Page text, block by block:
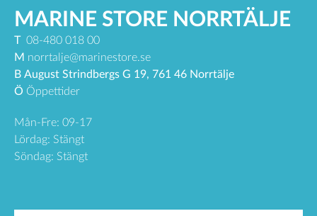
MARINE STORE NORRTÄLJE
T08-480 018 00
M norrtalje@marinestore.se
BAugust Strindbergs G 19, 761 46 Norrtälje
Ö Öppettider
Mån-Fre: 09-17
Lördag: Stängt
Söndag: Stängt